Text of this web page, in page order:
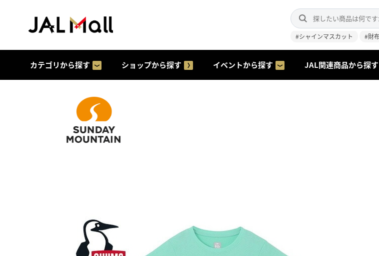
#シャインマスカット #財
カテゴリから探す ショップから探す イベントから探す JAL関連商品から探す